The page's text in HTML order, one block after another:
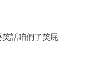
話咱們了笑屁